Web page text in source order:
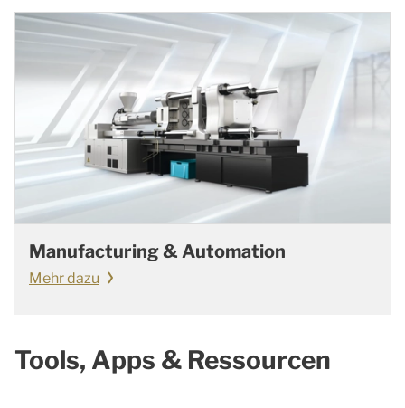
Manufacturing & Automation
Mehr dazu
Tools, Apps & Ressourcen